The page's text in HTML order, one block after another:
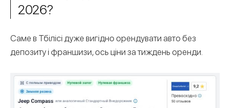
2026?
Саме в Тбілісі дуже вигідно орендувати авто без
депозиту і франшизи, ось ціни за тиждень оренди.